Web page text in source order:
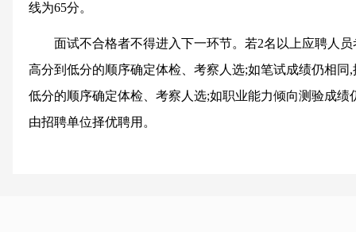
线为65分。
面试不合格者不得进入下一环节。若2名以上应聘人
高分到低分的顺序确定体检、考察人选;如笔试成绩仍相
低分的顺序确定体检、考察人选;如职业能力倾向测验成
由招聘单位择优聘用。